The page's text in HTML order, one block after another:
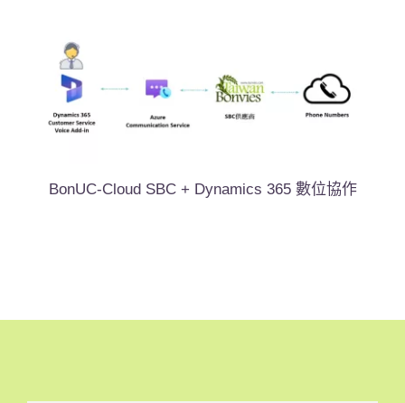
BonUC-Cloud SBC + Dynamics 365 數位協作